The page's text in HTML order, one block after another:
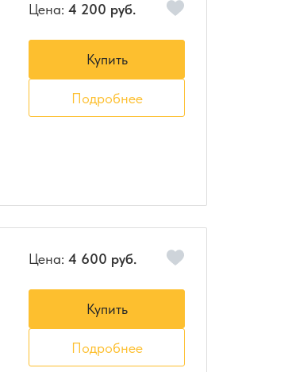
Цена: 4 200 руб.
Купить
Подробнее
Цена: 4 600 руб.
Купить
Подробнее